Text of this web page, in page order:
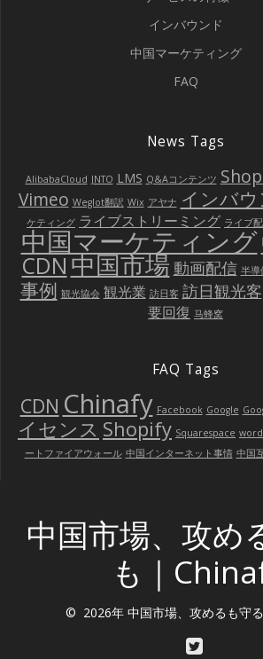
インバウンド
中国マーケティング
FAQ
News Tags
AlibabaCloud JNTO LMS Q&Aコンテンツ
Vimeo Weglot翻訳 Wix アヤナ インバウ
ケティング ライブストリーミング ライブ
中国マーケティング
CDN中国市場動画配信 半導
事例 観光協会 観光業 訪日客 訪日観光客
要回復 马蜂窝
FAQ Tags
CDN Chinafy Facebook Google
イセンス Shopify Squarespace
ートファイアウォール 中国インターネット事情 中国
中国市場、攻め
も｜
© 2026年 中国市場、攻めるも守